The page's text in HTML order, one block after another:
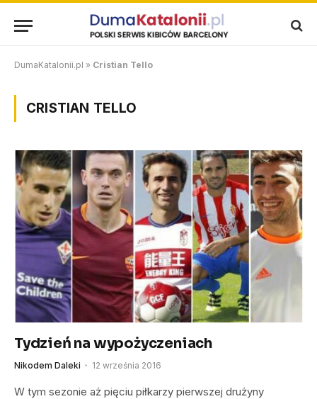
DumaKatalonii.pl » Cristian Tello
CRISTIAN TELLO
Tydzień na wypożyczeniach
Nikodem Daleki 12 września 2016
W tym sezonie aż pięciu piłkarzy pierwszej drużyny